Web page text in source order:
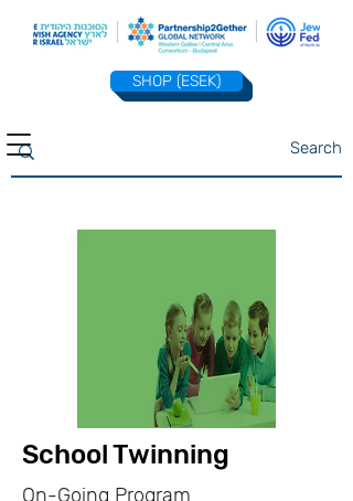
SHOP (ESEK)
School Twinning
On-Going Program